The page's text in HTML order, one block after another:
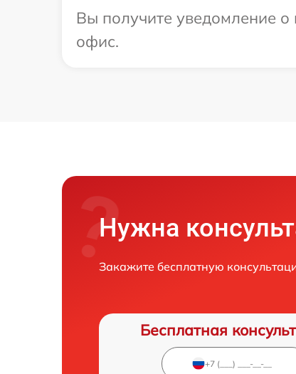
Вы получите уведомление о
офис.
Нужна
Закажите бесплатную
Бесплатная